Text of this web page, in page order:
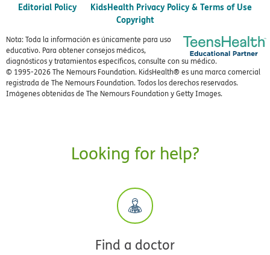
Editorial Policy
KidsHealth Privacy Policy & Terms of Use
Copyright
Nota: Toda la información es únicamente para uso
educativo. Para obtener consejos médicos,
diagnósticos y tratamientos específicos, consulte con su médico.
© 1995-2026 The Nemours Foundation. KidsHealth® es una marca comercial
registrada de The Nemours Foundation. Todos los derechos reservados.
Imágenes obtenidas de The Nemours Foundation y Getty Images.
Looking for help?
Find a doctor